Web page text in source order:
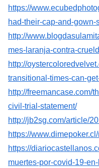
https://
had-their-cap-and-gown-
http://
mes-laranja-contra-
http://
transitional-times-can-
http://freemancase.com/
civil-trial-statement/
http://jb2sg.com/article/
https://
https://
muertes-por-covid-19-